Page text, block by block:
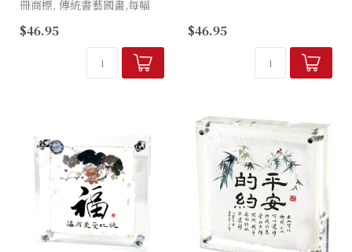
冊商標, 傳統書藝國畫,每幅
狀各異, 亞加力底面螺絲固定
$46.95 $46.95